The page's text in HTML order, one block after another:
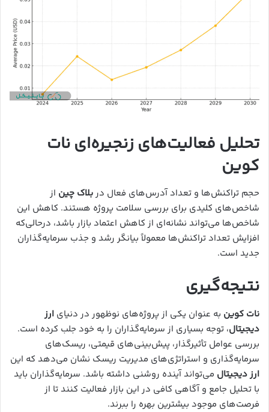
تحلیل فعالیت‌های زنجیره‌ای نات
کوین
حجم تراکنش‌ها و تعداد آدرس‌های فعال دربلاک چین از
شاخص‌های کلیدی برای بررسی سلامت پروژه هستند. کاهش این
شاخص‌ها می‌تواند نشانه‌ای از کاهش اعتماد بازار باشد، درحالی‌که
افزایش تعداد تراکنش‌ها معمولاً بیانگر رشد و جذب سرمایه‌گذاران
جدید است.
نتیجه‌گیری
نات کوین به عنوان یکی از پروژه‌های نوظهور در دنیای ارز
دیجیتال، توجه بسیاری از سرمایه‌گذاران را به خود جلب کرده است.
بررسی عوامل تأثیرگذار، پیش‌بینی‌های قیمتی، ریسک‌های
سرمایه‌گذاری و استراتژی‌های مدیریت ریسک نشان می‌دهد که این
ارز دیجیتال می‌تواند آینده روشنی داشته باشد. سرمایه‌گذاران باید
با تحلیل جامع و آگاهی کافی در این بازار فعالیت کنند تا از
فرصت‌های موجود بیشترین بهره را ببرند.